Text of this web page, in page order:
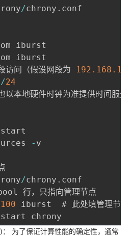
/chrony . conf
iburst
iburst
访问（假设网段为
192.168 .1
/24
本地硬件时钟为准提供时间服务
- v
/chrony . conf
行，只指向管理节点
iburst  # 此处填管理节
为了保证计算性能的确定性，通常